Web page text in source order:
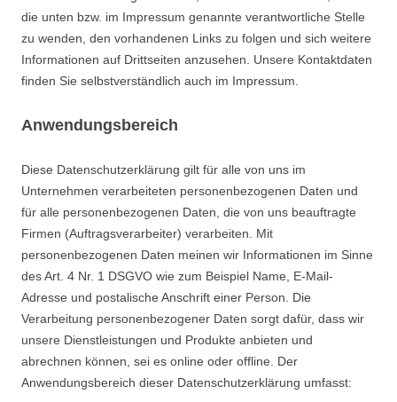
die unten bzw. im Impressum genannte verantwortliche Stelle
zu wenden, den vorhandenen Links zu folgen und sich weitere
Informationen auf Drittseiten anzusehen. Unsere Kontaktdaten
finden Sie selbstverständlich auch im Impressum.
Anwendungsbereich
Diese Datenschutzerklärung gilt für alle von uns im
Unternehmen verarbeiteten personenbezogenen Daten und
für alle personenbezogenen Daten, die von uns beauftragte
Firmen (Auftragsverarbeiter) verarbeiten. Mit
personenbezogenen Daten meinen wir Informationen im Sinne
des Art. 4 Nr. 1 DSGVO wie zum Beispiel Name, E-Mail-
Adresse und postalische Anschrift einer Person. Die
Verarbeitung personenbezogener Daten sorgt dafür, dass wir
unsere Dienstleistungen und Produkte anbieten und
abrechnen können, sei es online oder offline. Der
Anwendungsbereich dieser Datenschutzerklärung umfasst: